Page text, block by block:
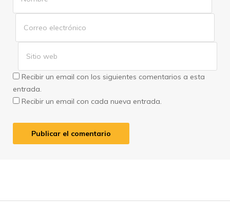
Recibir un email con los siguientes comentarios a esta
entrada.
Recibir un email con cada nueva entrada.